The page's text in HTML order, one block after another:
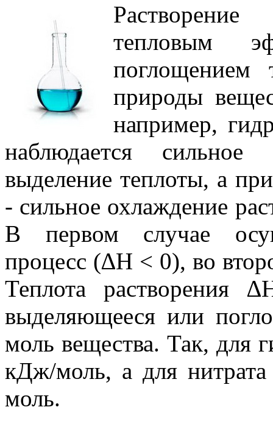
тепловым
поглощением
природы
например,
наблюдается сильное
выделение теплоты, а
- сильное охлаждение
В первом случае
процесс (∆H < 0), во
Тепло­та растворения
выделяющееся или
моль вещества. Так, для
кДж/моль, а для
моль.